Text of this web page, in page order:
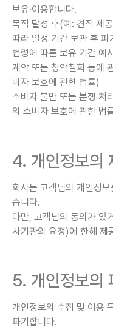
보유·이용합니다.
목적 달성 후(예: 견적 제
따라 일정 기간 보관 후 파
법령에 따른 보유 기간 예
계약 또는 청약철회 등에
비자 보호에 관한 법률)
소비자 불만 또는 분쟁 처
의 소비자 보호에 관한 법
4. 개인정보의
회사는 고객님의 개인정
습니다.
다만, 고객님의 동의가 있
사기관의 요청)에 한해 제
5. 개인정보의
개인정보의 수집 및 이용
파기합니다.